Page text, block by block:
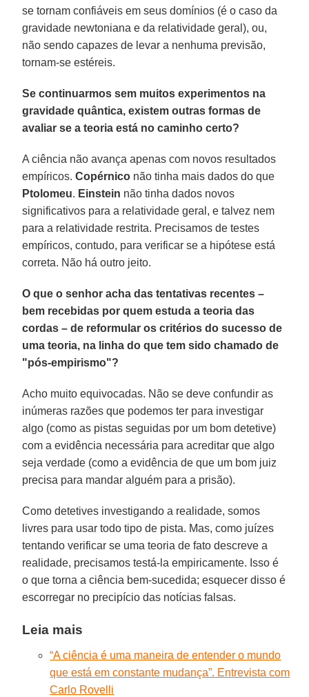
se tornam confiáveis em seus domínios (é o caso da
gravidade newtoniana e da relatividade geral), ou,
não sendo capazes de levar a nenhuma previsão,
tornam-se estéreis.
Se continuarmos sem muitos experimentos na
gravidade quântica, existem outras formas de
avaliar se a teoria está no caminho certo?
A ciência não avança apenas com novos resultados
empíricos.Copérnico não tinha mais dados do que
Ptolomeu. Einstein não tinha dados novos
significativos para a relatividade geral, e talvez nem
para a relatividade restrita. Precisamos de testes
empíricos, contudo, para verificar se a hipótese está
correta. Não há outro jeito.
O que o senhor acha das tentativas recentes –
bem recebidas por quem estuda a teoria das
cordas – de reformular os critérios do sucesso de
uma teoria, na linha do que tem sido chamado de
"pós-empirismo"?
Acho muito equivocadas. Não se deve confundir as
inúmeras razões que podemos ter para investigar
algo (como as pistas seguidas por um bom detetive)
com a evidência necessária para acreditar que algo
seja verdade (como a evidência de que um bom juiz
precisa para mandar alguém para a prisão).
Como detetives investigando a realidade, somos
livres para usar todo tipo de pista. Mas, como juízes
tentando verificar se uma teoria de fato descreve a
realidade, precisamos testá-la empiricamente. Isso é
o que torna a ciência bem-sucedida; esquecer disso é
escorregar no precipício das notícias falsas.
Leia mais
“A ciência é uma maneira de entender o mundo
que está em constante mudança”. Entrevista com
Carlo Rovelli